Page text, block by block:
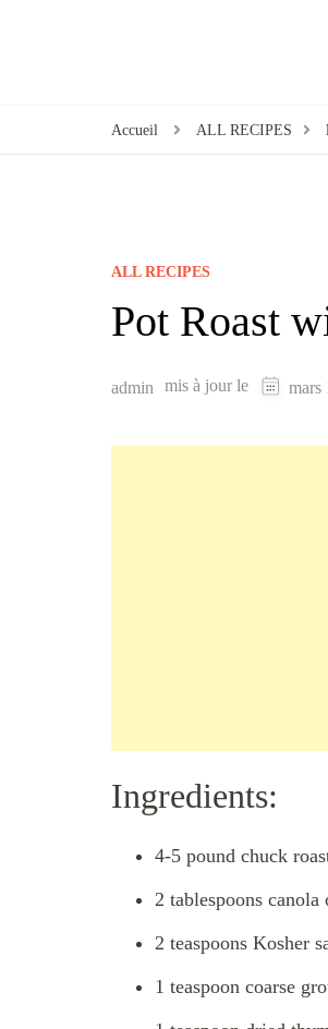
Accueil ALL RECIPES
ALL RECIPES
Pot Roast
admin mis à jour le mars
Ingredients:
4-5 pound chuck
2 tablespoons canola
2 teaspoons Kosher
1 teaspoon coarse